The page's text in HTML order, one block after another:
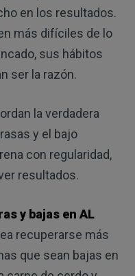
en los resultados.
más difíciles de lo
sus hábitos
ser la razón.
la verdadera
y el bajo
con regularidad,
resultados.
y bajas en AL
recuperarse más
que sean bajas en